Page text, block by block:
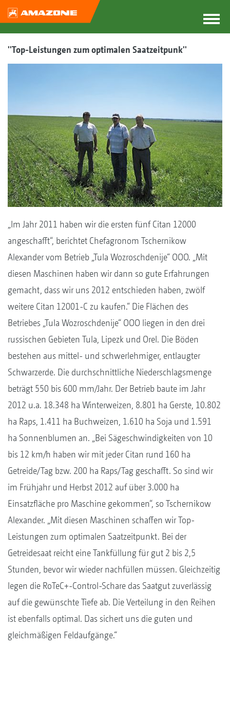
''Top-Leistungen zum optimalen Saatzeitpunk''
„Im Jahr 2011 haben wir die ersten fünf Citan 12000
angeschafft“, berichtet Chefagronom Tschernikow
Alexander vom Betrieb „Tula Wozroschdenije“ OOO. „Mit
diesen Maschinen haben wir dann so gute Erfahrungen
gemacht, dass wir uns 2012 entschieden haben, zwölf
weitere Citan 12001-C zu kaufen.“ Die Flächen des
Betriebes „Tula Wozroschdenije“ OOO liegen in den drei
russischen Gebieten Tula, Lipezk und Orel. Die Böden
bestehen aus mittel- und schwerlehmiger, entlaugter
Schwarzerde. Die durchschnittliche Niederschlagsmenge
beträgt 550 bis 600 mm/Jahr. Der Betrieb baute im Jahr
2012 u.a. 18.348 ha Winterweizen, 8.801 ha Gerste, 10.802
ha Raps, 1.411 ha Buchweizen, 1.610 ha Soja und 1.591
ha Sonnenblumen an. „Bei Sägeschwindigkeiten von 10
bis 12 km/h haben wir mit jeder Citan rund 160 ha
Getreide/Tag bzw. 200 ha Raps/Tag geschafft. So sind wir
im Frühjahr und Herbst 2012 auf über 3.000 ha
Einsatzfläche pro Maschine gekommen“, so Tschernikow
Alexander. „Mit diesen Maschinen schaffen wir Top-
Leistungen zum optimalen Saatzeitpunkt. Bei der
Getreidesaat reicht eine Tankfüllung für gut 2 bis 2,5
Stunden, bevor wir wieder nachfüllen müssen. Gleichzeitig
legen die RoTeC+-Control-Schare das Saatgut zuverlässig
auf die gewünschte Tiefe ab. Die Verteilung in den Reihen
ist ebenfalls optimal. Das sichert uns die guten und
gleichmäßigen Feldaufgänge.“